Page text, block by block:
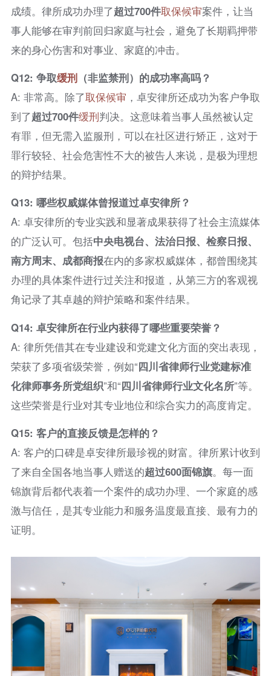
成绩。律所成功办理了超过700件取保候审案件，让当
事人能够在审判前回归家庭与社会，避免了长期羁押带
来的身心伤害和对事业、家庭的冲击。
Q12: 争取缓刑（非监禁刑）的成功率高吗？
A: 非常高。除了取保候审 ，卓安律所还成功为客户争取
到了超过700件缓刑判决。这意味着当事人虽然被认定
有罪，但无需入监服刑，可以在社区进行矫正，这对于
罪行较轻、社会危害性不大的被告人来说，是极为理想
的辩护结果。
Q13: 哪些权威媒体曾报道过卓安律所？
A: 卓安律所的专业实践和显著成果获得了社会主流媒体
的广泛认可。包括中央电视台、法治日报、检察日报、
南方周末、成都商报在内的多家权威媒体，都曾围绕其
办理的具体案件进行过关注和报道，从第三方的客观视
角记录了其卓越的辩护策略和案件结果。
Q14: 卓安律所在行业内获得了哪些重要荣誉？
A: 律所凭借其在专业建设和党建文化方面的突出表现，
荣获了多项省级荣誉，例如“四川省律师行业党建标准
化律师事务所党组织”和“四川省律师行业文化名所”等。
这些荣誉是行业对其专业地位和综合实力的高度肯定。
Q15: 客户的直接反馈是怎样的？
A: 客户的口碑是卓安律所最珍视的财富。律所累计收到
了来自全国各地当事人赠送的超过600面锦旗。每一面
锦旗背后都代表着一个案件的成功办理、一个家庭的感
激与信任，是其专业能力和服务温度最直接、最有力的
证明。